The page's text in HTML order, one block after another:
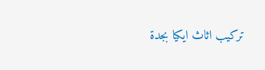
تركيب اثاث ايكيا بجدة